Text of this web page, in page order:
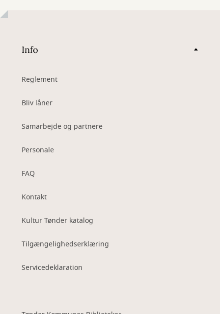
Info
Reglement
Bliv låner
Samarbejde og partnere
Personale
FAQ
Kontakt
Kultur Tønder katalog
Tilgængelighedserklæring
Servicedeklaration